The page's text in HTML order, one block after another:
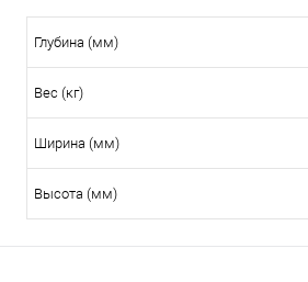
Глубина (мм)
Вес (кг)
Ширина (мм)
Высота (мм)